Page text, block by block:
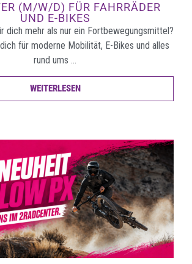
(M/W/D) FÜR FAHRRÄDER
UND E-BIKES
dich mehr als nur ein Fortbewegungsmittel?
für moderne Mobilität, E-Bikes und alles
rund ums …
WEITERLESEN